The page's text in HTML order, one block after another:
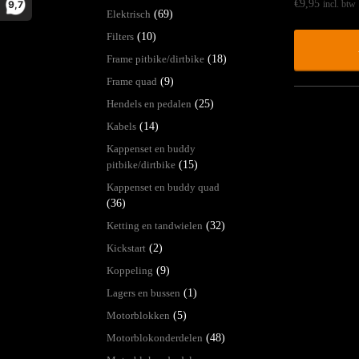
9,7 €9,95 incl. btw
Elektrisch (69)
Filters (10)
Frame pitbike/dirtbike (18)
Frame quad (9)
Hendels en pedalen (25)
Kabels (14)
Kappenset en buddy
pitbike/dirtbike (15)
Kappenset en buddy quad
(36)
Ketting en tandwielen (32)
Kickstart (2)
Koppeling (9)
Lagers en bussen (1)
Motorblokken (5)
Motorblokonderdelen (48)